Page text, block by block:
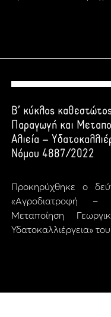
Β’ κύκλος
Παραγωγή και
Αλιεία –
Νόμου 4887/2022
Προκηρύχθηκε ο
«Αγροδιατροφή –
Μεταποίηση
Υδατοκαλλιέργεια»